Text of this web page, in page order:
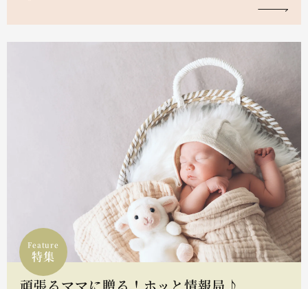
Feature
特集
頑張るママに贈る！ホッと情報局♪